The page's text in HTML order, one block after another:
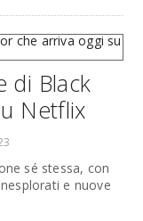
di Black
Netflix
sé stessa, con
e nuove